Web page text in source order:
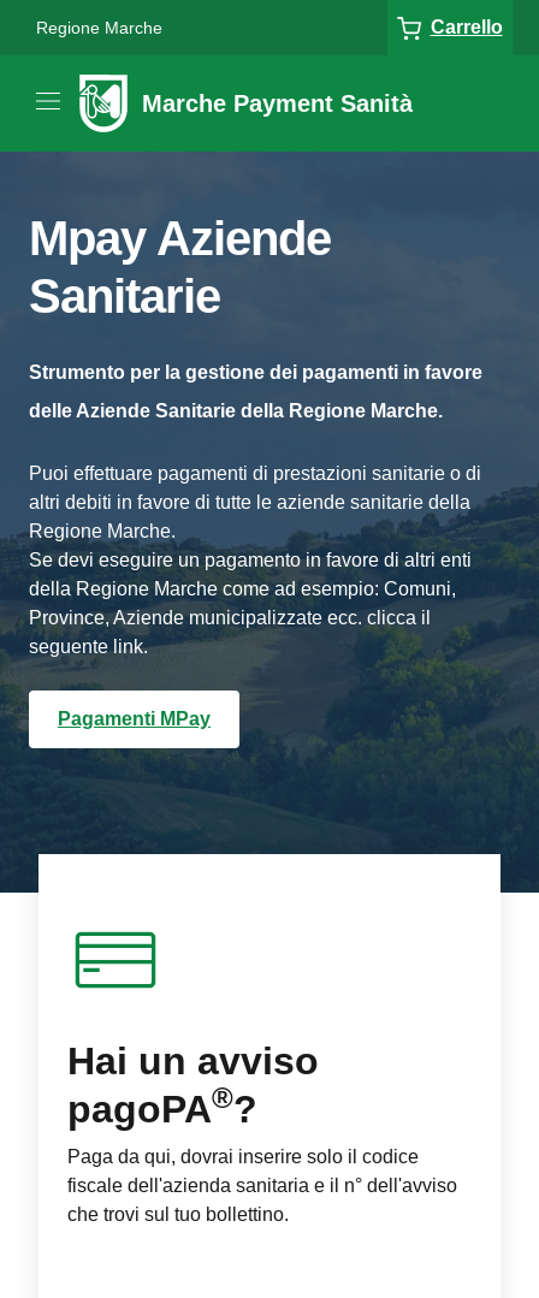
Regione Marche Carrello
Marche Payment Sanità
Mpay Aziende
Sanitarie
Strumento per la gestione dei pagamenti in favore
delle Aziende Sanitarie della Regione Marche.
Puoi effettuare pagamenti di prestazioni sanitarie o di
altri debiti in favore di tutte le aziende sanitarie della
Regione Marche.
Se devi eseguire un pagamento in favore di altri enti
della Regione Marche come ad esempio: Comuni,
Province, Aziende municipalizzate ecc. clicca il
seguente link.
Pagamenti MPay
Hai un avviso
pagoPA®?
Paga da qui, dovrai inserire solo il codice
fiscale dell'azienda sanitaria e il n° dell'avviso
che trovi sul tuo bollettino.